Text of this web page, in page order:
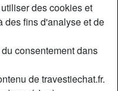
des cookies et
des fins d'analyse et de
consentement dans
de travestiechat.fr.